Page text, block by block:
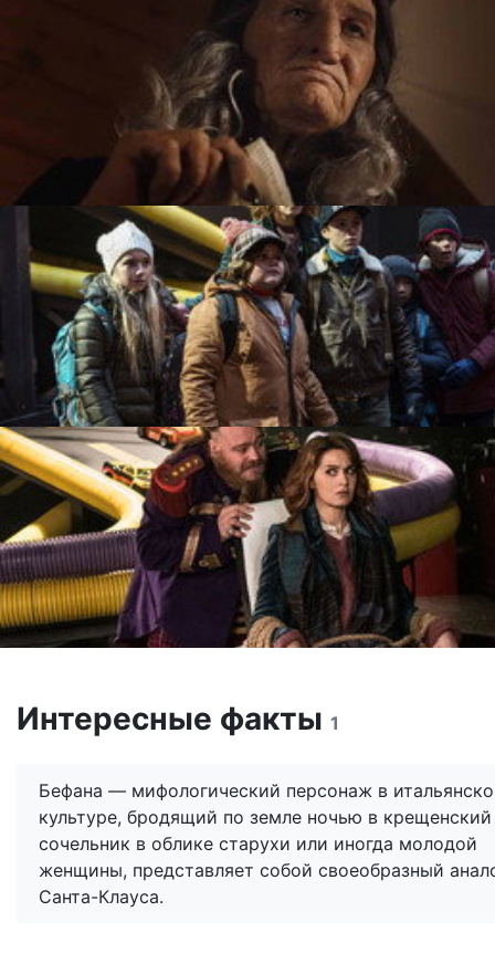
Интересные факты 1
Бефана — мифологический персонаж в
культуре, бродящий по земле ночью в крещенский
сочельник в облике старухи или иногда молодой
женщины, представляет собой своеобразный
Санта-Клауса.